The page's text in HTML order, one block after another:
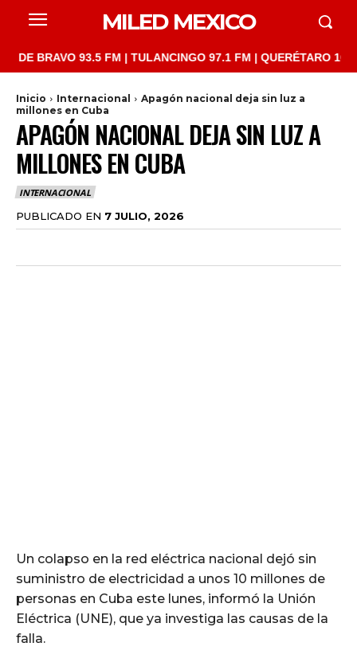
MILED MEXICO
93.5 FM | TULANCINGO 97.1 FM | QUERÉTARO 103.1
Inicio Internacional
Apagón nacional deja sin luz a
millones en Cuba
APAGÓN NACIONAL DEJA SIN LUZ A
MILLONES EN CUBA
INTERNACIONAL
PUBLICADO EN 7 JULIO, 2026
Un colapso en la red eléctrica nacional dejó sin
suministro de electricidad a unos 10 millones de
personas en Cuba este lunes, informó la Unión
Eléctrica (UNE), que ya investiga las causas de la
falla.